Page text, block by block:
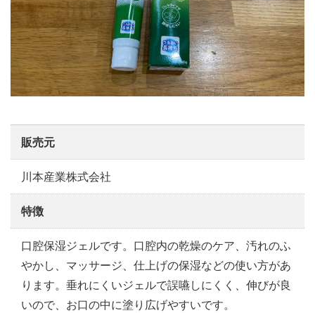
販売元
川本産業株式会社
特徴
口腔保湿ジェルです。口腔内の乾燥のケア、汚れのふ
やかし、マッサージ、仕上げの保湿などの使い方があ
ります。垂れにくいジェルで誤嚥しにくく、伸びが良
いので、お口の中に塗り広げやすいです。